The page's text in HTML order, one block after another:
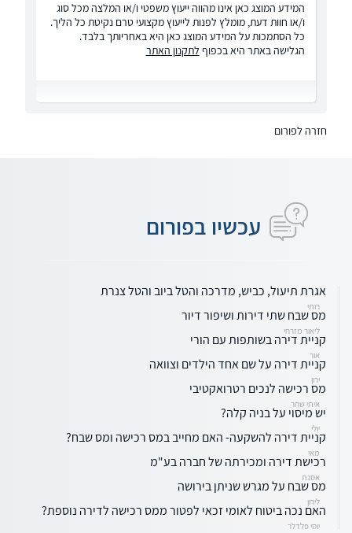
המידע המוצג כאן אינו מהווה ייעוץ משפטי ו/או המלצה מכל סוג
ו/או חוות דעת, מומלץ לפנות לייעוץ מקצועי טרם נקיטת כל הליך.
כל הסתמכות על המידע המוצג כאן היא באחריותך בלבד.
הגלישה באתר היא בכפוף לתקנון האתר
חזרה לפורום
עכשיו בפורום
אגרת תיעול, כביש, מדרכה והטל ביוב והטל צנרת
רותי
מס שבח שתי דירות ושיפור דיור
ליאור מזרחי
קניית דירה בשותפות עם הורי
אור
קניית דירה על שם אחד הילדים וצוואה
ירון
מס רכישה לנכים רטרואקטיבי
איתי שחר
יש מיסוי על בניה קלה?
יולי
קניית דירה להשקעה- האם מחייב במס רכישה ומס שבח?
מאי
רכישת דירה ומכירתה של חברה בע"מ
אסנת
מס שבח על מגרש שניתן בירושה
לירון
האם נכה ביטוח לאומי זכאי לפטור ממס רכישה לדירה נוספת?
יוסי פלדלר